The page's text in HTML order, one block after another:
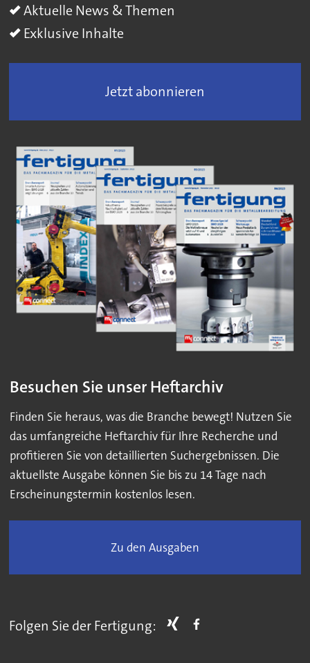
Aktuelle News & Themen
Exklusive Inhalte
Jetzt abonnieren
Besuchen Sie unser Heftarchiv
Finden Sie heraus, was die Branche bewegt! Nutzen Sie
das umfangreiche Heftarchiv für Ihre Recherche und
profitieren Sie von detaillierten Suchergebnissen. Die
aktuellste Ausgabe können Sie bis zu 14 Tage nach
Erscheinungstermin kostenlos lesen.
Zu den Ausgaben
Folgen Sie der Fertigung: